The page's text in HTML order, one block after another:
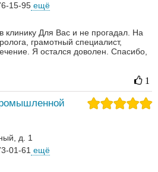
15-95 ещё
клинику Для Вас и не прогадал. На
грамотный специалист,
Я остался доволен. Спасибо,
1
д. 1
01-61 ещё